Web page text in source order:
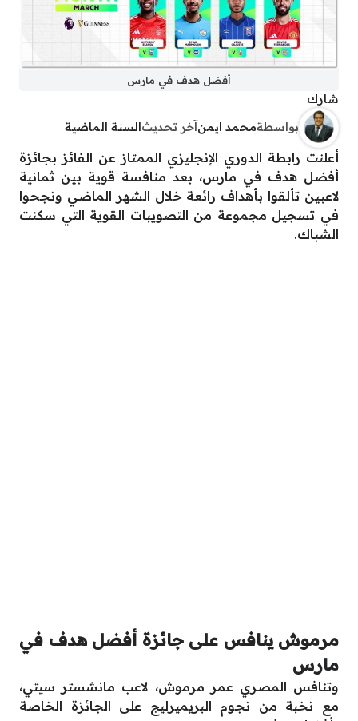
أفضل هدف في مارس
شارك
بواسطةمحمد ايمنآخر تحديثالسنة الماضية
أعلنت رابطة الدوري الإنجليزي الممتاز عن الفائز بجائزة
أفضل هدف في مارس، بعد منافسة قوية بين ثمانية
لاعبين تألقوا بأهداف رائعة خلال الشهر الماضي ونجحوا
في تسجيل مجموعة من التصويبات القوية التي سكنت
الشباك.
مرموش ينافس على جائزة أفضل هدف في
مارس
وتنافس المصري عمر مرموش، لاعب مانشستر سيتي،
مع نخبة من نجوم البريميرليج على الجائزة الخاصة